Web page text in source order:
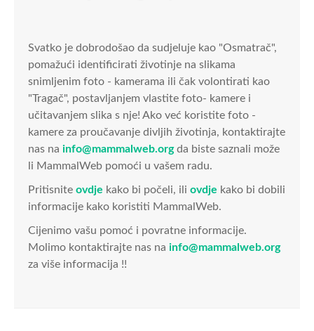
Svatko je dobrodošao da sudjeluje kao "Osmatrač",
pomažući identificirati životinje na slikama
snimljenim foto - kamerama ili čak volontirati kao
"Tragač", postavljanjem vlastite foto- kamere i
učitavanjem slika s nje! Ako već koristite foto -
kamere za proučavanje divljih životinja, kontaktirajte
nas na info@mammalweb.orgda biste saznali može
li MammalWeb pomoći u vašem radu.
Pritisnite ovdje kako bi počeli, ili ovdje kako bi dobili
informacije kako koristiti MammalWeb.
Cijenimo vašu pomoć i povratne informacije.
Molimo kontaktirajte nas na info@mammalweb.org
za više informacija !!